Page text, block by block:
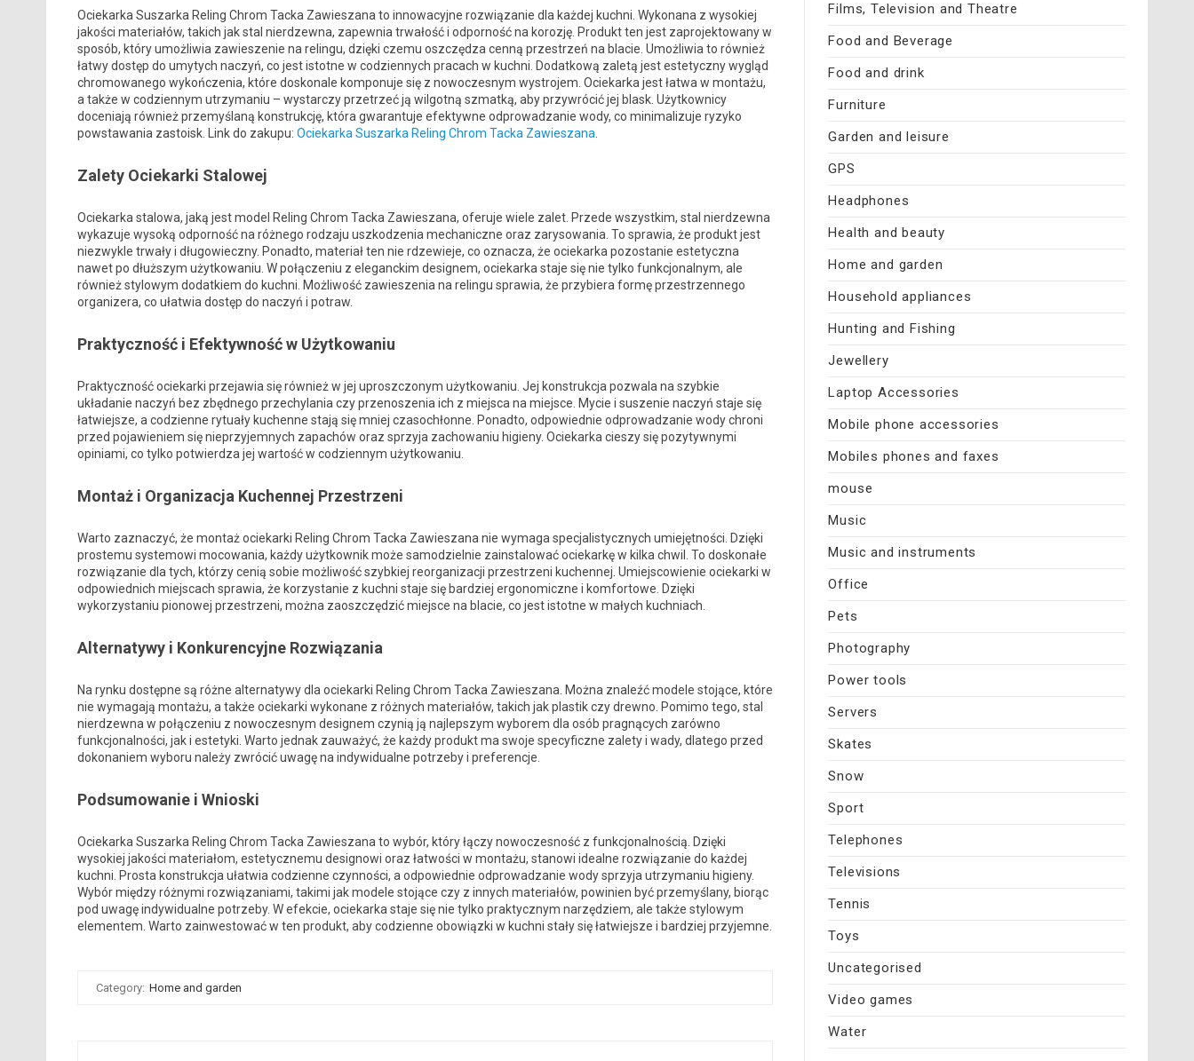
Ociekarka Suszarka Reling Chrom Tacka Zawieszana to innowacyjne rozwiązanie dla każdej kuchni. Wykonana z wysokiej
jakości materiałów, takich jak stal nierdzewna, zapewnia trwałość i odporność na korozję. Produkt ten jest zaprojektowany w
sposób, który umożliwia zawieszenie na relingu, dzięki czemu oszczędza cenną przestrzeń na blacie. Umożliwia to również
łatwy dostęp do umytych naczyń, co jest istotne w codziennych pracach w kuchni. Dodatkową zaletą jest estetyczny wygląd
chromowanego wykończenia, które doskonale komponuje się z nowoczesnym wystrojem. Ociekarka jest łatwa w montażu,
a także w codziennym utrzymaniu – wystarczy przetrzeć ją wilgotną szmatką, aby przywrócić jej blask. Użytkownicy
doceniają również przemyślaną konstrukcję, która gwarantuje efektywne odprowadzanie wody, co minimalizuje ryzyko
powstawania zastoisk. Link do zakupu: Ociekarka Suszarka Reling Chrom Tacka Zawieszana
Zalety Ociekarki Stalowej
Ociekarka stalowa, jaką jest model Reling Chrom Tacka Zawieszana, oferuje wiele zalet. Przede wszystkim, stal nierdzewna
wykazuje wysoką odporność na różnego rodzaju uszkodzenia mechaniczne oraz zarysowania. To sprawia, że produkt jest
niezwykle trwały i długowieczny. Ponadto, materiał ten nie rdzewieje, co oznacza, że ociekarka pozostanie estetyczna
nawet po dłuższym użytkowaniu. W połączeniu z eleganckim designem, ociekarka staje się nie tylko funkcjonalnym, ale
również stylowym dodatkiem do kuchni. Możliwość zawieszenia na relingu sprawia, że przybiera formę przestrzennego
organizera, co ułatwia dostęp do naczyń i potraw.
Praktyczność i Efektywność w Użytkowaniu
Praktyczność ociekarki przejawia się również w jej uproszczonym użytkowaniu. Jej konstrukcja pozwala na szybkie
układanie naczyń bez zbędnego przechylania czy przenoszenia ich z miejsca na miejsce. Mycie i suszenie naczyń staje się
łatwiejsze, a codzienne rytuały kuchenne stają się mniej czasochłonne. Ponadto, odpowiednie odprowadzanie wody chroni
przed pojawieniem się nieprzyjemnych zapachów oraz sprzyja zachowaniu higieny. Ociekarka cieszy się pozytywnymi
opiniami, co tylko potwierdza jej wartość w codziennym użytkowaniu.
Montaż i Organizacja Kuchennej Przestrzeni
Warto zaznaczyć, że montaż ociekarki Reling Chrom Tacka Zawieszana nie wymaga specjalistycznych umiejętności. Dzięki
prostemu systemowi mocowania, każdy użytkownik może samodzielnie zainstalować ociekarkę w kilka chwil. To doskonałe
rozwiązanie dla tych, którzy cenią sobie możliwość szybkiej reorganizacji przestrzeni kuchennej. Umiejscowienie ociekarki w
odpowiednich miejscach sprawia, że korzystanie z kuchni staje się bardziej ergonomiczne i komfortowe. Dzięki
wykorzystaniu pionowej przestrzeni, można zaoszczędzić miejsce na blacie, co jest istotne w małych kuchniach.
Alternatywy i Konkurencyjne Rozwiązania
Na rynku dostępne są różne alternatywy dla ociekarki Reling Chrom Tacka Zawieszana. Można znaleźć modele stojące, które
nie wymagają montażu, a także ociekarki wykonane z różnych materiałów, takich jak plastik czy drewno. Pomimo tego, stal
nierdzewna w połączeniu z nowoczesnym designem czynią ją najlepszym wyborem dla osób pragnących zarówno
funkcjonalności, jak i estetyki. Warto jednak zauważyć, że każdy produkt ma swoje specyficzne zalety i wady, dlatego przed
dokonaniem wyboru należy zwrócić uwagę na indywidualne potrzeby i preferencje.
Podsumowanie i Wnioski
Ociekarka Suszarka Reling Chrom Tacka Zawieszana to wybór, który łączy nowoczesność z funkcjonalnością. Dzięki
wysokiej jakości materiałom, estetycznemu designowi oraz łatwości w montażu, stanowi idealne rozwiązanie do każdej
kuchni. Prosta konstrukcja ułatwia codzienne czynności, a odpowiednie odprowadzanie wody sprzyja utrzymaniu higieny.
Wybór między różnymi rozwiązaniami, takimi jak modele stojące czy z innych materiałów, powinien być przemyślany, biorąc
pod uwagę indywidualne potrzeby. W efekcie, ociekarka staje się nie tylko praktycznym narzędziem, ale także stylowym
elementem. Warto zainwestować w ten produkt, aby codzienne obowiązki w kuchni stały się łatwiejsze i bardziej przyjemne.
Category: Home and garden
Films, Television and Theatre
Food and Beverage
Food and drink
Furniture
Garden and leisure
GPS
Headphones
Health and beauty
Home and garden
Household appliances
Hunting and Fishing
Jewellery
Laptop Accessories
Mobile phone accessories
Mobiles phones and faxes
mouse
Music
Music and instruments
Office
Pets
Photography
Power tools
Servers
Skates
Snow
Sport
Telephones
Televisions
Tennis
Toys
Uncategorised
Video games
Water